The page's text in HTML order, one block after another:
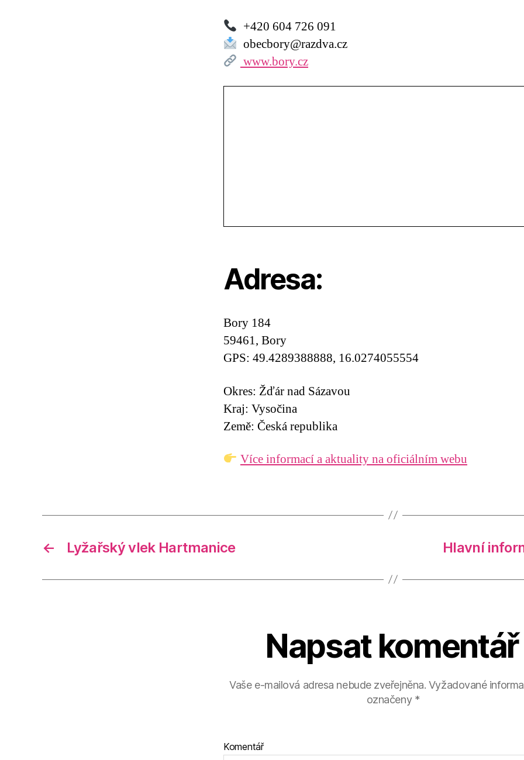
+420 604 726 091
obecbory@razdva.cz
www.bory.cz
Adresa:
Bory 184
59461, Bory
GPS: 49.4289388888, 16.0274055554
Okres: Žďár nad Sázavou
Kraj: Vysočina
Země: Česká republika
Více informací a aktuality na oficiálním webu
← Lyžařský vlek Hartmanice Hlavní
Napsat komentář
Vaše e-mailová adresa nebude zveřejněna. Vyžadované
označeny *
Komentář